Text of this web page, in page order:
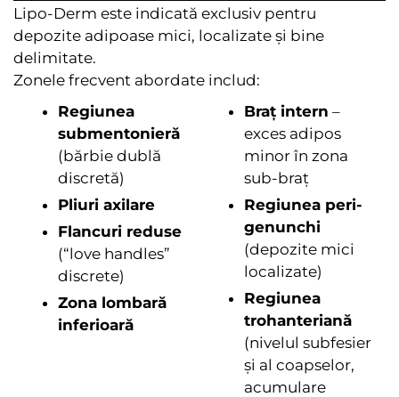
Lipo-Derm este indicată exclusiv pentru
depozite adipoase mici, localizate și bine
delimitate.
Zonele frecvent abordate includ:
Regiunea
submentonieră
(bărbie dublă
discretă)
Pliuri axilare
Flancuri reduse
(“love handles”
discrete)
Zona lombară
inferioară
Braț intern –
exces adipos
minor în zona
sub-braț
Regiunea peri-
genunchi
(depozite mici
localizate)
Regiunea
trohanteriană
(nivelul subfesier
și al coapselor,
acumulare